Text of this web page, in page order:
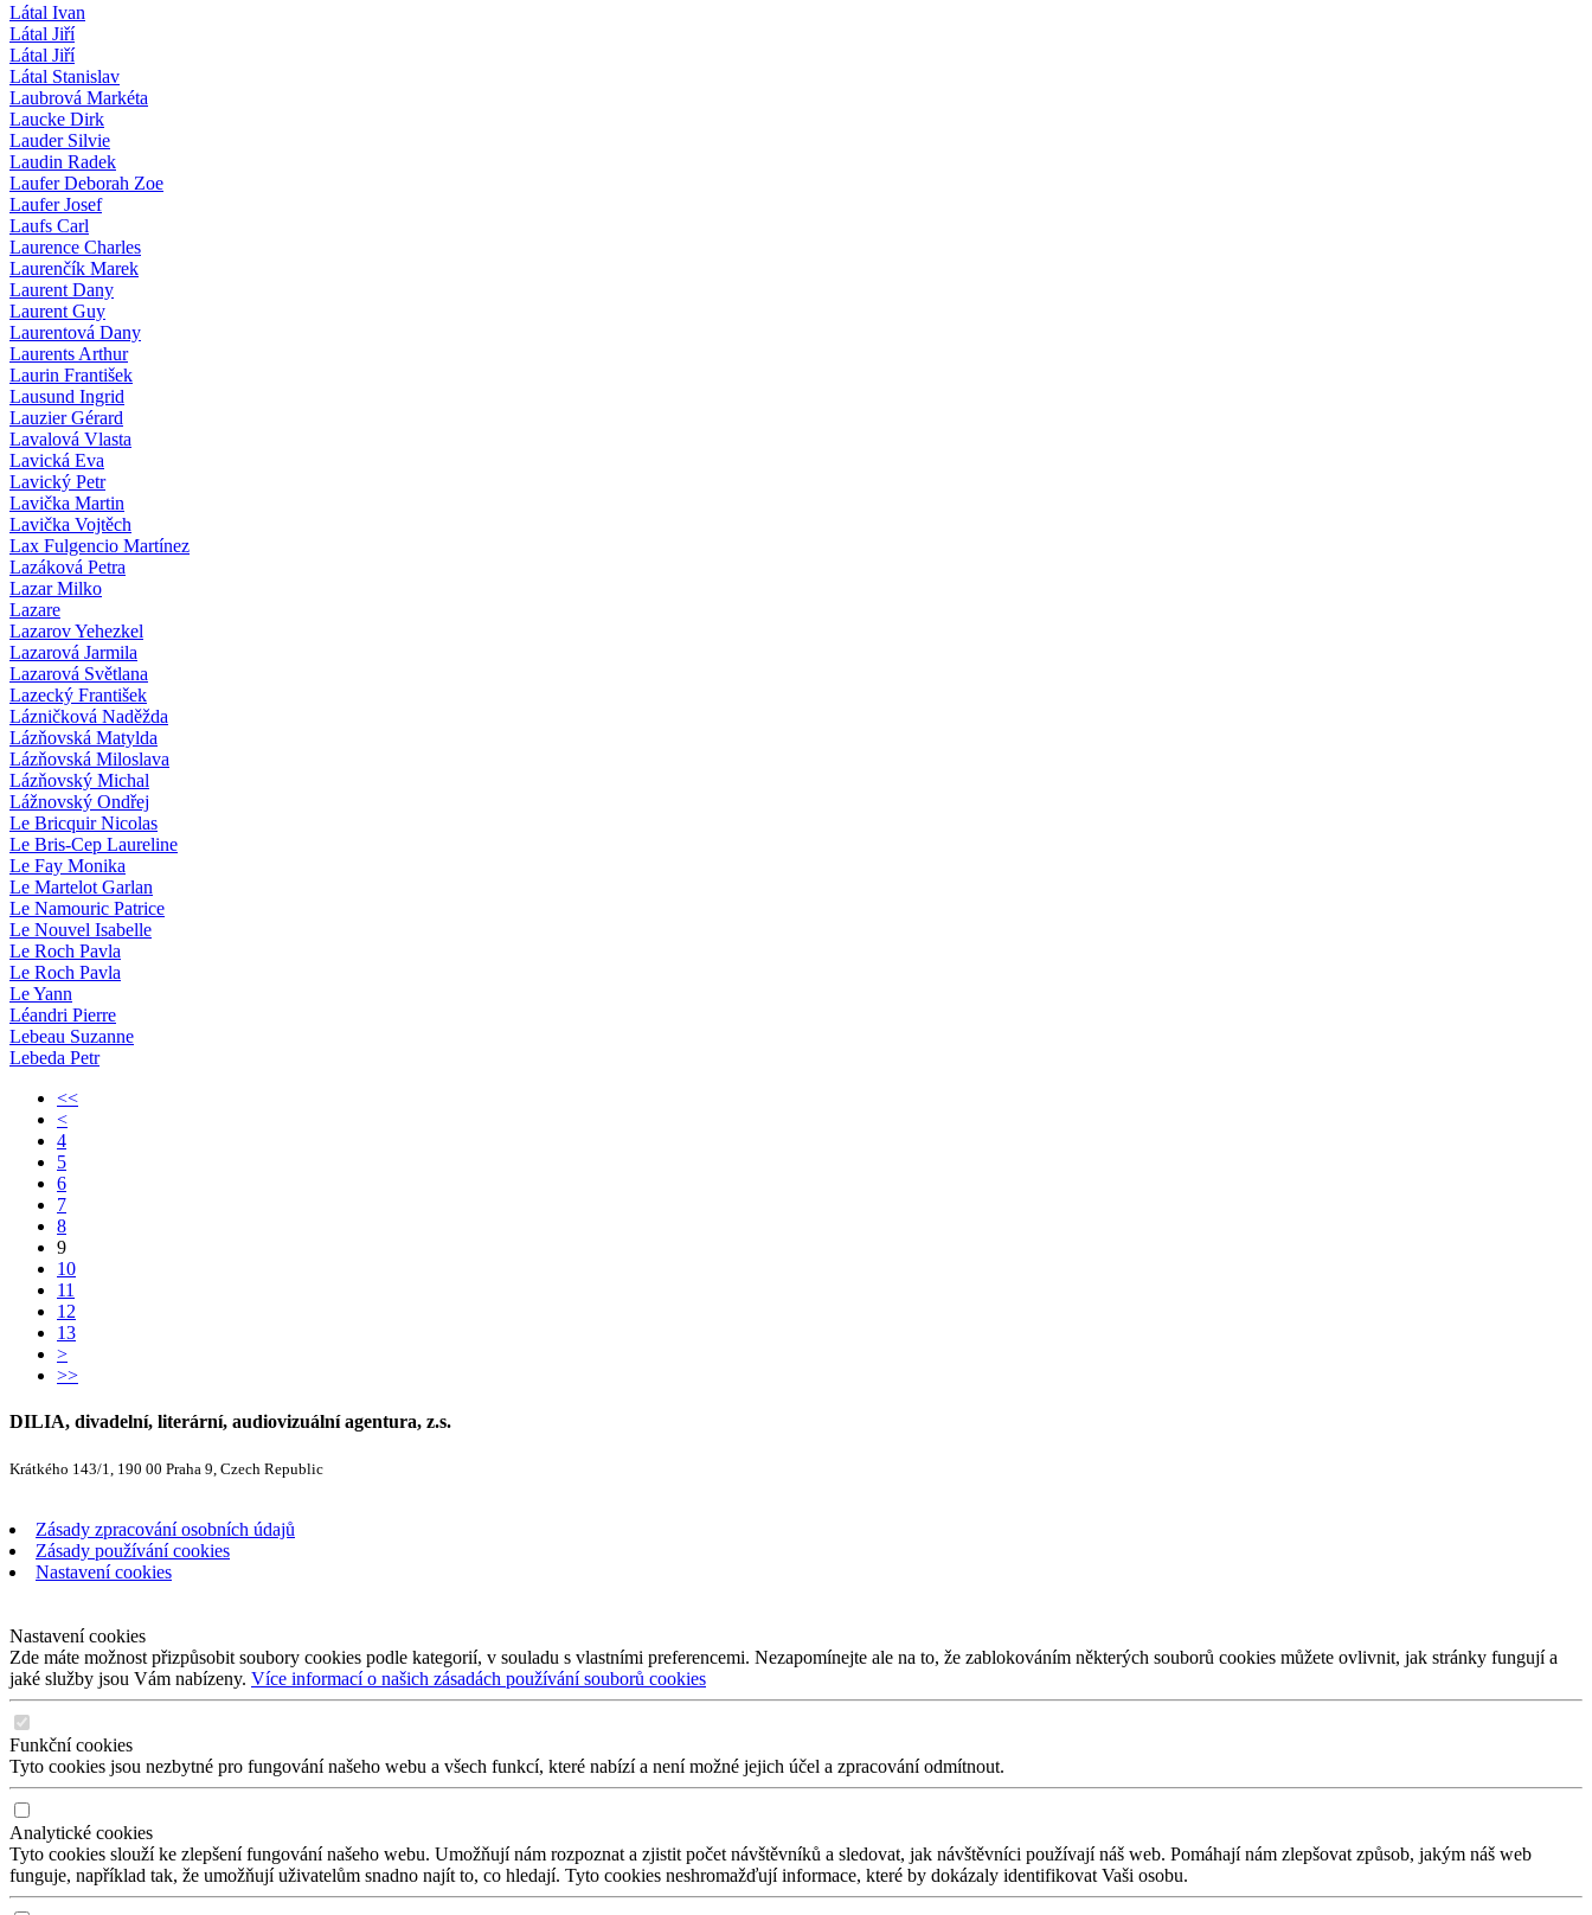
Látal Ivan
Látal Jiří
Látal Jiří
Látal Stanislav
Laubrová Markéta
Laucke Dirk
Lauder Silvie
Laudin Radek
Laufer Deborah Zoe
Laufer Josef
Laufs Carl
Laurence Charles
Laurenčík Marek
Laurent Dany
Laurent Guy
Laurentová Dany
Laurents Arthur
Laurin František
Lausund Ingrid
Lauzier Gérard
Lavalová Vlasta
Lavická Eva
Lavický Petr
Lavička Martin
Lavička Vojtěch
Lax Fulgencio Martínez
Lazáková Petra
Lazar Milko
Lazare
Lazarov Yehezkel
Lazarová Jarmila
Lazarová Světlana
Lazecký František
Lázničková Naděžda
Lázňovská Matylda
Lázňovská Miloslava
Lázňovský Michal
Lážnovský Ondřej
Le Bricquir Nicolas
Le Bris-Cep Laureline
Le Fay Monika
Le Martelot Garlan
Le Namouric Patrice
Le Nouvel Isabelle
Le Roch Pavla
Le Roch Pavla
Le Yann
Léandri Pierre
Lebeau Suzanne
Lebeda Petr
<<
<
4
5
6
7
8
9
10
11
12
13
>
>>
DILIA, divadelní, literární, audiovizuální agentura, z.s.
Krátkého 143/1, 190 00 Praha 9, Czech Republic
Zásady zpracování osobních údajů
Zásady používání cookies
Nastavení cookies
Nastavení cookies
Zde máte možnost přizpůsobit soubory cookies podle kategorií, v souladu s vlastními preferencemi. Nezapomínejte ale na to, že zablokováním některých souborů cookies můžete ovlivnit, jak stránky fungují a
jaké služby jsou Vám nabízeny. Více informací o našich zásadách používání souborů cookies
Funkční cookies
Tyto cookies jsou nezbytné pro fungování našeho webu a všech funkcí, které nabízí a není možné jejich účel a zpracování odmítnout.
Analytické cookies
Tyto cookies slouží ke zlepšení fungování našeho webu. Umožňují nám rozpoznat a zjistit počet návštěvníků a sledovat, jak návštěvníci používají náš web. Pomáhají nám zlepšovat způsob, jakým náš web
funguje, například tak, že umožňují uživatelům snadno najít to, co hledají. Tyto cookies neshromažďují informace, které by dokázaly identifikovat Vaši osobu.